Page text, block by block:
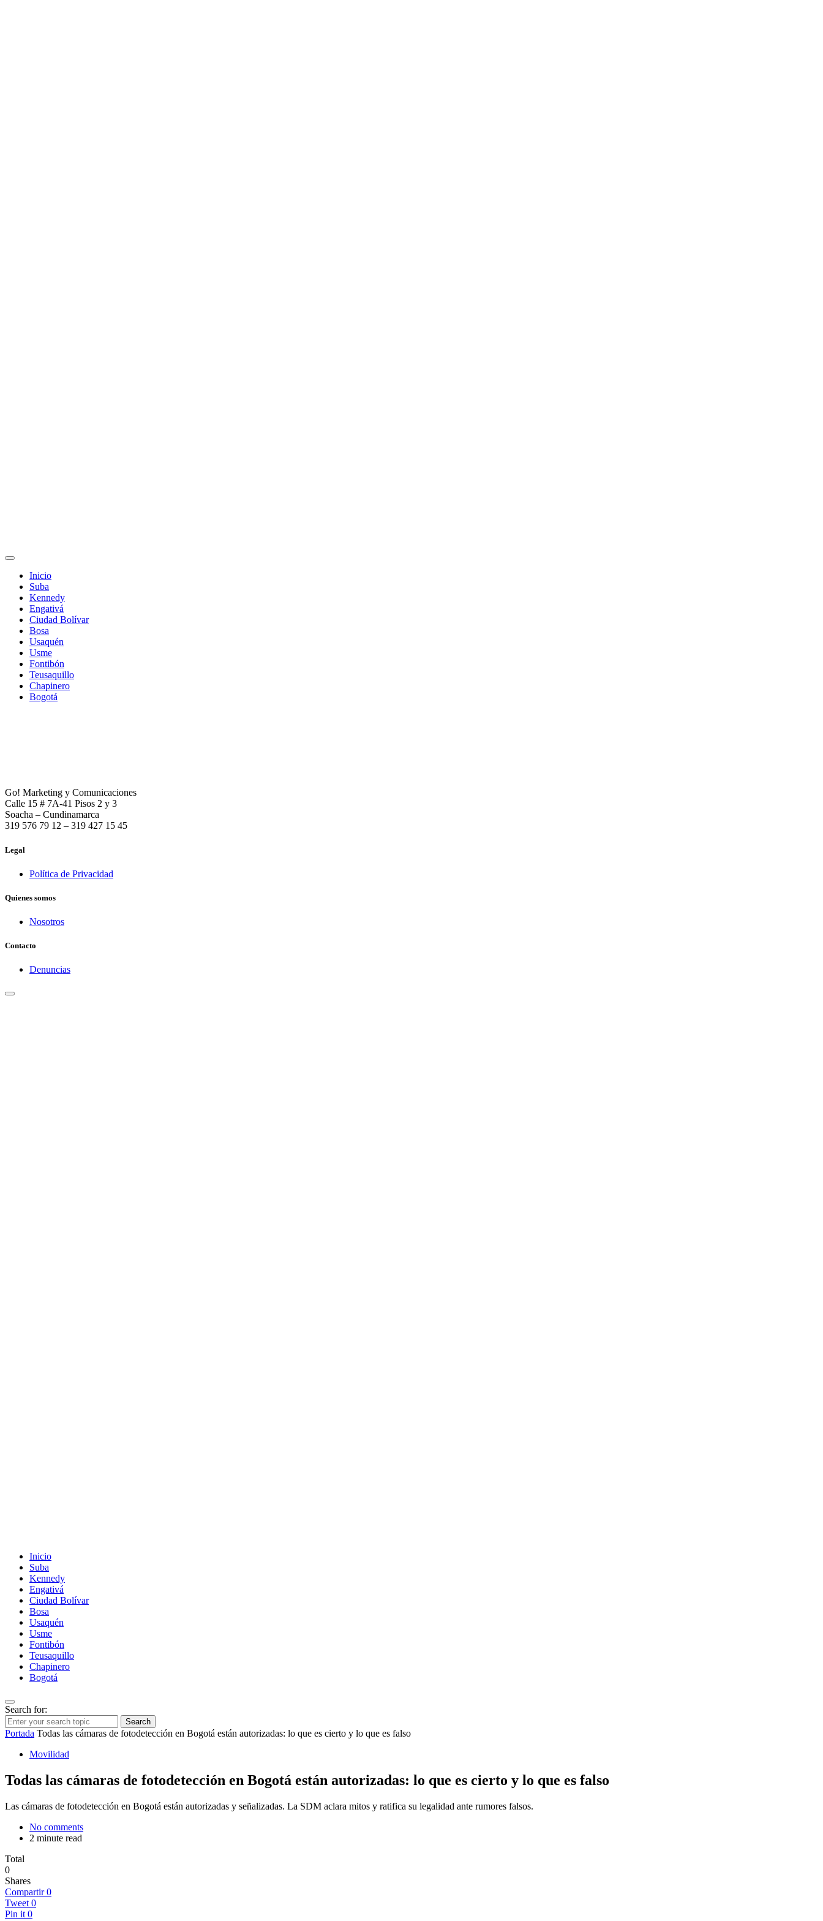
Inicio
Suba
Kennedy
Engativá
Ciudad Bolívar
Bosa
Usaquén
Usme
Fontibón
Teusaquillo
Chapinero
Bogotá
Go! Marketing y Comunicaciones
Calle 15 # 7A-41 Pisos 2 y 3
Soacha – Cundinamarca
319 576 79 12 – 319 427 15 45
Legal
Política de Privacidad
Quienes somos
Nosotros
Contacto
Denuncias
Inicio
Suba
Kennedy
Engativá
Ciudad Bolívar
Bosa
Usaquén
Usme
Fontibón
Teusaquillo
Chapinero
Bogotá
Search for:
Search
Portada Todas las cámaras de fotodetección en Bogotá están autorizadas: lo que es cierto y lo que es falso
Movilidad
Todas las cámaras de fotodetección en Bogotá están autorizadas: lo que es cierto y lo que es falso
Las cámaras de fotodetección en Bogotá están autorizadas y señalizadas. La SDM aclara mitos y ratifica su legalidad ante rumores falsos.
No comments
2 minute read
Total
0
Shares
Compartir 0
Tweet 0
Pin it 0